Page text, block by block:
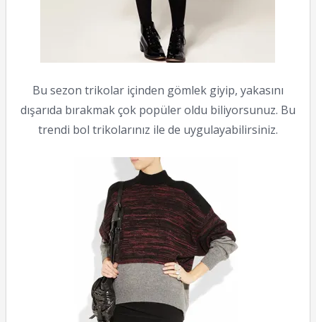
Bu sezon trikolar içinden gömlek giyip, yakasını
dışarıda bırakmak çok popüler oldu biliyorsunuz. Bu
trendi bol trikolarınız ile de uygulayabilirsiniz.